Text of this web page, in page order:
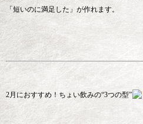
「短いのに満足した」が作れます。
2月におすすめ！ちょい飲みの“3つの型”